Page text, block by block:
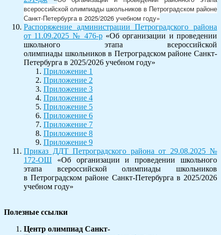
всероссийской олимпиады школьников в Петроградском районе
Санкт-Петербурга в 2025/2026 учебном году»
Распоряжение администрации Петроградского района
от 11.09.2025 № 476-р«Об организации и проведении
школьного этапа всероссийской
олимпиады школьников в Петроградском районе Санкт-
Петербурга в 2025/2026 учебном году»
Приложение 1
Приложение 2
Приложение 3
Приложение 4
Приложение 5
Приложение 6
Приложение 7
Приложение 8
Приложение 9
Приказ ДДТ Петроградского района от 29.08.2025 №
172-ОШ «Об организации и проведении школьного
этапа всероссийской олимпиады школьников
в Петроградском районе Санкт-Петербурга в 2025/2026
учебном году»
Полезные ссылки
Центр олимпиад Санкт-